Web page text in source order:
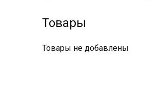
Товары
Товары не добавлены